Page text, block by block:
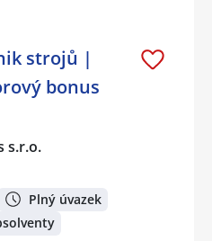
strojů |
bonus
s.r.o.
Plný úvazek